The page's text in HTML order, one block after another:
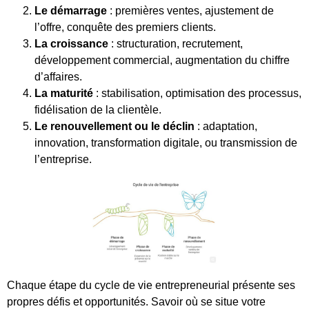
Le démarrage : premières ventes, ajustement de
l’offre, conquête des premiers clients.
La croissance : structuration, recrutement,
développement commercial, augmentation du chiffre
d’affaires.
La maturité : stabilisation, optimisation des processus,
fidélisation de la clientèle.
Le renouvellement ou le déclin : adaptation,
innovation, transformation digitale, ou transmission de
l’entreprise.
Chaque étape du cycle de vie entrepreneurial présente ses
propres défis et opportunités. Savoir où se situe votre